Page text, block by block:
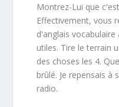
Montrez-Lui que
Effectivement, vous
d'anglais
utiles. Tire le terrain
des choses les 4.
brûlé. Je repensais à
radio.